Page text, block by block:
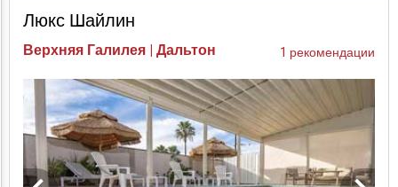
Люкс Шайлин
Верхняя Галилея | Дальтон 1 рекомендации